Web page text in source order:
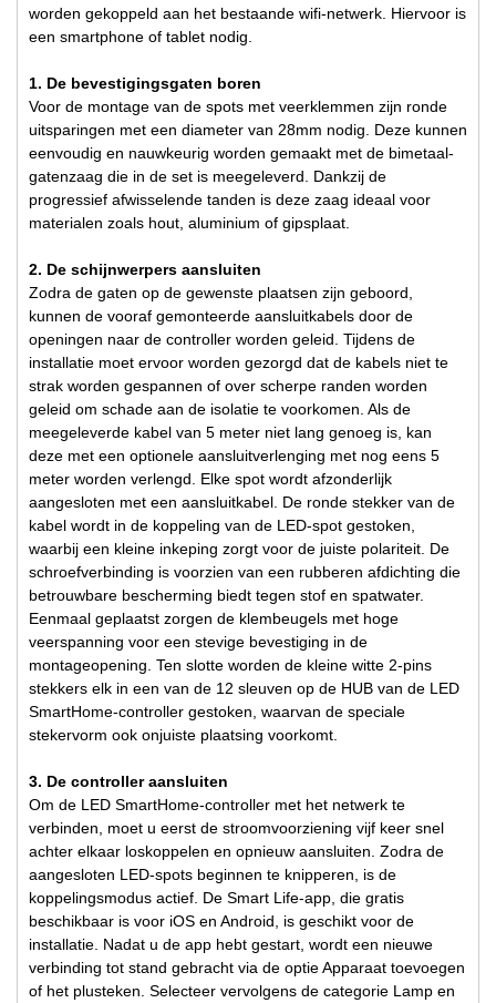
worden gekoppeld aan het bestaande wifi-netwerk. Hiervoor is
een smartphone of tablet nodig.
1. De bevestigingsgaten boren
Voor de montage van de spots met veerklemmen zijn ronde
uitsparingen met een diameter van 28mm nodig. Deze kunnen
eenvoudig en nauwkeurig worden gemaakt met de bimetaal-
gatenzaag die in de set is meegeleverd. Dankzij de
progressief afwisselende tanden is deze zaag ideaal voor
materialen zoals hout, aluminium of gipsplaat.
2. De schijnwerpers aansluiten
Zodra de gaten op de gewenste plaatsen zijn geboord,
kunnen de vooraf gemonteerde aansluitkabels door de
openingen naar de controller worden geleid. Tijdens de
installatie moet ervoor worden gezorgd dat de kabels niet te
strak worden gespannen of over scherpe randen worden
geleid om schade aan de isolatie te voorkomen. Als de
meegeleverde kabel van 5 meter niet lang genoeg is, kan
deze met een optionele aansluitverlenging met nog eens 5
meter worden verlengd. Elke spot wordt afzonderlijk
aangesloten met een aansluitkabel. De ronde stekker van de
kabel wordt in de koppeling van de LED-spot gestoken,
waarbij een kleine inkeping zorgt voor de juiste polariteit. De
schroefverbinding is voorzien van een rubberen afdichting die
betrouwbare bescherming biedt tegen stof en spatwater.
Eenmaal geplaatst zorgen de klembeugels met hoge
veerspanning voor een stevige bevestiging in de
montageopening. Ten slotte worden de kleine witte 2-pins
stekkers elk in een van de 12 sleuven op de HUB van de LED
SmartHome-controller gestoken, waarvan de speciale
stekervorm ook onjuiste plaatsing voorkomt.
3. De controller aansluiten
Om de LED SmartHome-controller met het netwerk te
verbinden, moet u eerst de stroomvoorziening vijf keer snel
achter elkaar loskoppelen en opnieuw aansluiten. Zodra de
aangesloten LED-spots beginnen te knipperen, is de
koppelingsmodus actief. De Smart Life-app, die gratis
beschikbaar is voor iOS en Android, is geschikt voor de
installatie. Nadat u de app hebt gestart, wordt een nieuwe
verbinding tot stand gebracht via de optie Apparaat toevoegen
of het plusteken. Selecteer vervolgens de categorie Lamp en